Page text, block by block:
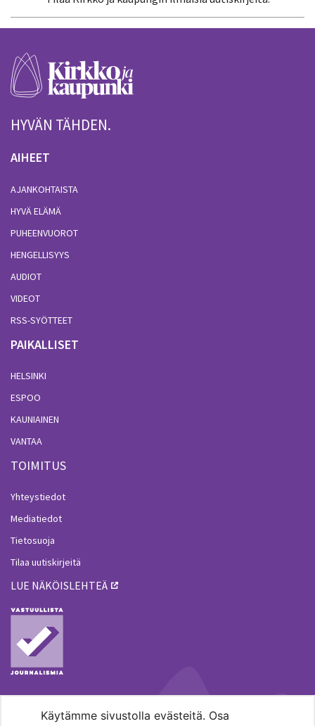
Käytämme sivustolla evästeitä. Osa
HYVÄN TÄHDEN.
AIHEET
AJANKOHTAISTA
HYVÄ ELÄMÄ
PUHEENVUOROT
HENGELLISYYS
AUDIOT
VIDEOT
RSS-SYÖTTEET
PAIKALLISET
HELSINKI
ESPOO
KAUNIAINEN
VANTAA
TOIMITUS
Yhteystiedot
Mediatiedot
Tietosuoja
Tilaa uutiskirjeitä
LUE NÄKÖISLEHTEÄ
MENOHAKU